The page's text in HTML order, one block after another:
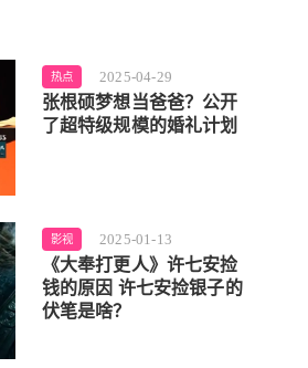
热点 2025-04-29
张根硕梦想当爸爸？公开
了超特级规模的婚礼计划
影视 2025-01-13
《大奉打更人》许七安捡
钱的原因 许七安捡银子的
伏笔是啥？